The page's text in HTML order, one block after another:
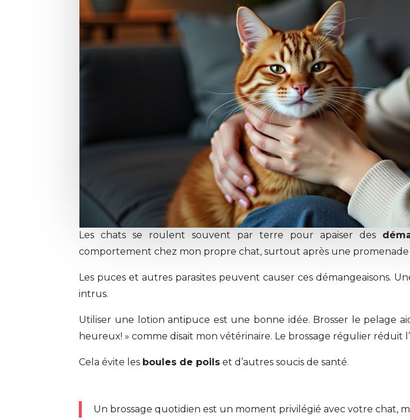
Les chats se roulent souvent par terre pour apaiser des
comportement chez mon propre chat, surtout après une
Les puces et autres parasites peuvent causer ces démangeaisons.
intrus.
Utiliser une lotion antipuce est une bonne idée. Brosser le pelage
heureux! » comme disait mon vétérinaire. Le brossage régulier réduit
Cela évite les boules de poils et d’autres soucis de santé.
Un brossage quotidien est un moment privilégié avec votre chat,